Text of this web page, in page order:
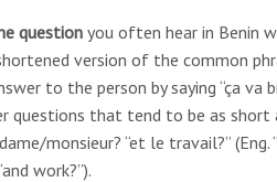
questionyou often hear in Benin
version of the common
to the person by saying “ça va
questions that tend to be as short
monsieur? “et le travail?” (Eng.
work?”).